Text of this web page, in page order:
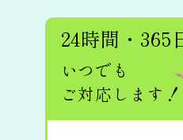
24時間・365
いつでも
ご対応します！